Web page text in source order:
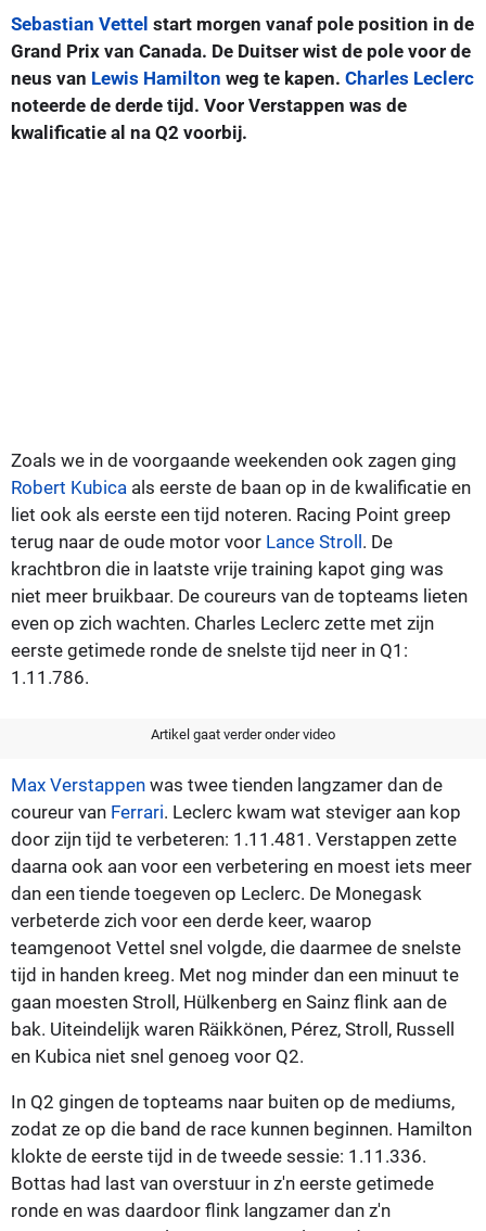
Sebastian Vettel start morgen vanaf pole position in de
Grand Prix van Canada. De Duitser wist de pole voor de
neus van Lewis Hamilton weg te kapen. Charles Leclerc
noteerde de derde tijd. Voor Verstappen was de
kwalificatie al na Q2 voorbij.
Zoals we in de voorgaande weekenden ook zagen ging
Robert Kubica als eerste de baan op in de kwalificatie en
liet ook als eerste een tijd noteren. Racing Point greep
terug naar de oude motor voor Lance Stroll. De
krachtbron die in laatste vrije training kapot ging was
niet meer bruikbaar. De coureurs van de topteams lieten
even op zich wachten. Charles Leclerc zette met zijn
eerste getimede ronde de snelste tijd neer in Q1:
1.11.786.
Artikel gaat verder onder video
Max Verstappen was twee tienden langzamer dan de
coureur van Ferrari. Leclerc kwam wat steviger aan kop
door zijn tijd te verbeteren: 1.11.481. Verstappen zette
daarna ook aan voor een verbetering en moest iets meer
dan een tiende toegeven op Leclerc. De Monegask
verbeterde zich voor een derde keer, waarop
teamgenoot Vettel snel volgde, die daarmee de snelste
tijd in handen kreeg. Met nog minder dan een minuut te
gaan moesten Stroll, Hülkenberg en Sainz flink aan de
bak. Uiteindelijk waren Räikkönen, Pérez, Stroll, Russell
en Kubica niet snel genoeg voor Q2.
In Q2 gingen de topteams naar buiten op de mediums,
zodat ze op die band de race kunnen beginnen. Hamilton
klokte de eerste tijd in de tweede sessie: 1.11.336.
Bottas had last van overstuur in z'n eerste getimede
ronde en was daardoor flink langzamer dan z'n